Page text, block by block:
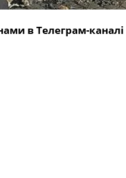
в Телеграм-каналі